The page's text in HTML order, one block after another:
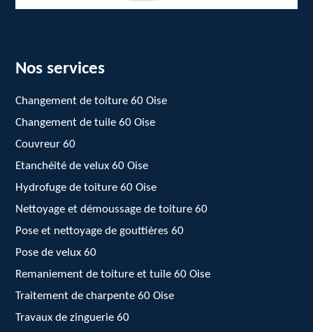
Nos services
Changement de toiture 60 Oise
Changement de tuile 60 Oise
Couvreur 60
Etanchéité de velux 60 Oise
Hydrofuge de toiture 60 Oise
Nettoyage et démoussage de toiture 60
Pose et nettoyage de gouttières 60
Pose de velux 60
Remaniement de toiture et tuile 60 Oise
Traitement de charpente 60 Oise
Travaux de zinguerie 60